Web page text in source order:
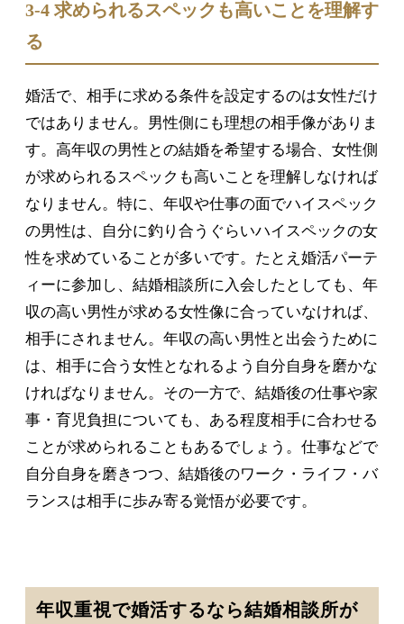
3-4 求められるスペックも高いことを理解す
る
婚活で、相手に求める条件を設定するのは女性だけ
ではありません。男性側にも理想の相手像がありま
す。高年収の男性との結婚を希望する場合、女性側
が求められるスペックも高いことを理解しなければ
なりません。特に、年収や仕事の面でハイスペック
の男性は、自分に釣り合うぐらいハイスペックの女
性を求めていることが多いです。たとえ婚活パーテ
ィーに参加し、結婚相談所に入会したとしても、年
収の高い男性が求める女性像に合っていなければ、
相手にされません。年収の高い男性と出会うために
は、相手に合う女性となれるよう自分自身を磨かな
ければなりません。その一方で、結婚後の仕事や家
事・育児負担についても、ある程度相手に合わせる
ことが求められることもあるでしょう。仕事などで
自分自身を磨きつつ、結婚後のワーク・ライフ・バ
ランスは相手に歩み寄る覚悟が必要です。
年収重視で婚活するなら結婚相談所が